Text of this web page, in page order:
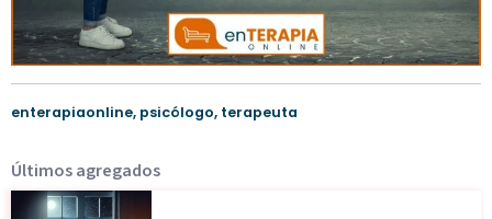
enterapiaonline, psicólogo, terapeuta
Últimos agregados